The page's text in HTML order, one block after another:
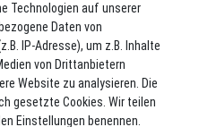
Technologien auf unserer
Daten von
IP-Adresse), um z.B. Inhalte
von Drittanbietern
Website zu analysieren. Die
gesetzte Cookies. Wir teilen
Einstellungen benennen.